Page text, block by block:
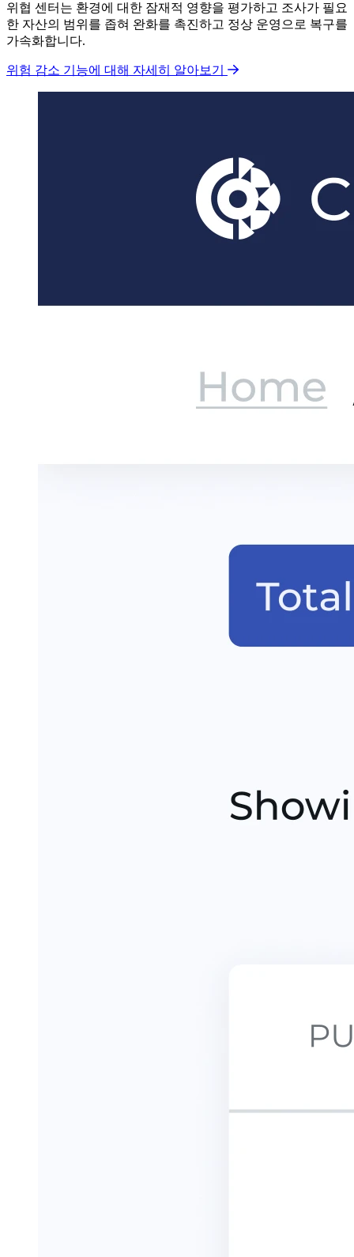
위협 센터는 환경에 대한 잠재적 영향을 평가하고 조사가 필요
한 자산의 범위를 좁혀 완화를 촉진하고 정상 운영으로 복구를
가속화합니다.
위험 감소 기능에 대해 자세히 알아보기